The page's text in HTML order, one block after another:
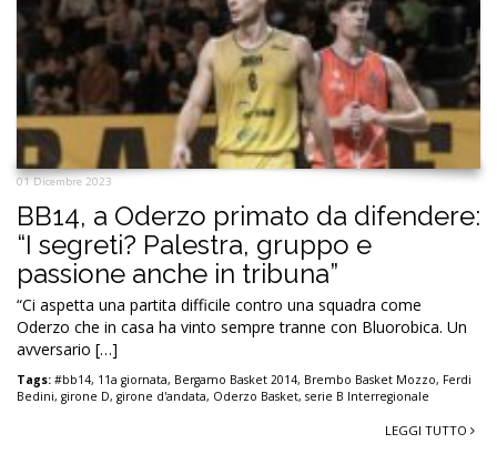
01 Dicembre 2023
BB14, a Oderzo primato da difendere:
“I segreti? Palestra, gruppo e
passione anche in tribuna”
“Ci aspetta una partita difficile contro una squadra come
Oderzo che in casa ha vinto sempre tranne con Bluorobica. Un
avversario […]
Tags: #bb14, 11a giornata, Bergamo Basket 2014, Brembo Basket Mozzo, Ferdi
Bedini, girone D, girone d'andata, Oderzo Basket, serie B Interregionale
LEGGI TUTTO